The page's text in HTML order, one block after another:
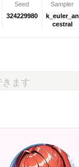
Seed
324229980
Sampler
k_euler_an
cestral